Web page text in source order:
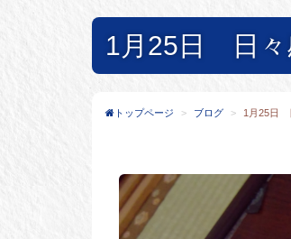
1月25日 日々
トップページ ブログ 1月25日